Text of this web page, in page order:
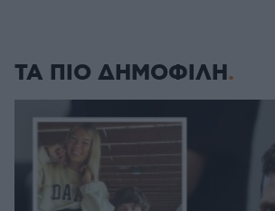
ΤΑ ΠΙΟ ΔΗΜΟΦΙΛΗ